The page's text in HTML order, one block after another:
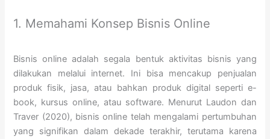
1. Memahami Konsep Bisnis Online
Bisnis online adalah segala bentuk aktivitas bisnis yang
dilakukan melalui internet. Ini bisa mencakup penjualan
produk fisik, jasa, atau bahkan produk digital seperti e-
book, kursus online, atau software. Menurut Laudon dan
Traver (2020), bisnis online telah mengalami pertumbuhan
yang signifikan dalam dekade terakhir, terutama karena